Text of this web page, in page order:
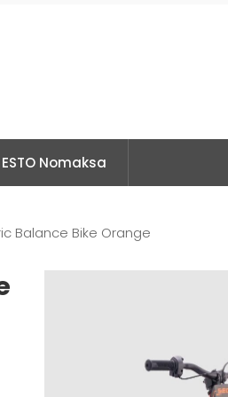
ESTO Nomaksa
Balance Bike Orange